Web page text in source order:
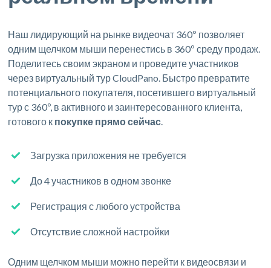
Наш лидирующий на рынке видеочат 360º позволяет
одним щелчком мыши перенестись в 360º среду продаж.
Поделитесь своим экраном и проведите участников
через виртуальный тур CloudPano. Быстро превратите
потенциального покупателя, посетившего виртуальный
тур с 360º, в активного и заинтересованного клиента,
готового к покупке прямо сейчас
Загрузка приложения не требуется
До 4 участников в одном звонке
Регистрация с любого устройства
Отсутствие сложной настройки
Одним щелчком мыши можно перейти к видеосвязи и